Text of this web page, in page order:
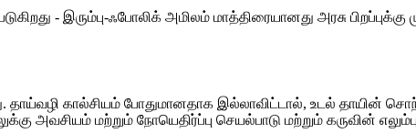
- இரும்பு-ஃபோலிக் அமிலம் மாத்திரையானது அரசு
தாய்வழி கால்சியம் போதுமானதாக இல்லாவிட்டால், உடல் தாயின்
அவசியம் மற்றும் நோயெதிர்ப்பு செயல்பாடு மற்றும் கருவின்